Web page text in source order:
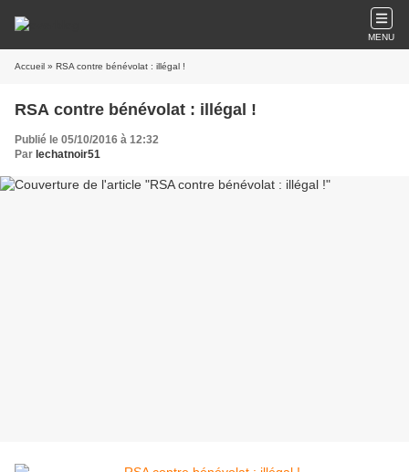
MENU
Accueil » RSA contre bénévolat : illégal !
RSA contre bénévolat : illégal !
Publié le 05/10/2016 à 12:32
Par lechatnoir51